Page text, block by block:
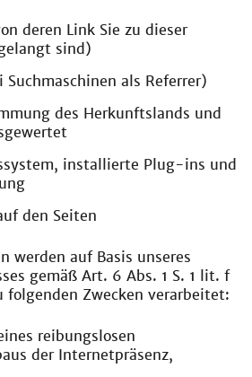
deren Link Sie zu dieser
sind)
als Referrer)
des Herkunftslands und
installierte Plug-ins und
den Seiten
werden auf Basis unseres
gemäß Art. 6 Abs. 1 S. 1 lit. f
folgenden Zwecken verarbeitet:
reibungslosen
der Internetpräsenz,